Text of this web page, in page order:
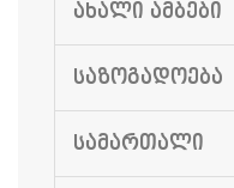
ᲐᲮᲐᲚᲘ ᲐᲛᲑᲔᲑᲘ
ᲡᲐᲖᲝᲒᲐᲓᲝᲔᲑᲐ
ᲡᲐᲛᲐᲠᲗᲐᲚᲘ